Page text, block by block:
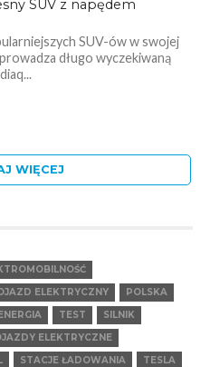
SUV z napędem
SUV-ów w swojej
długo wyczekiwaną
WIĘCEJ
ELEKTRYCZNY
POLSKA
TEST
SILNIK
ELEKTRYCZNE
STACJE ŁADOWANIA
TESLA